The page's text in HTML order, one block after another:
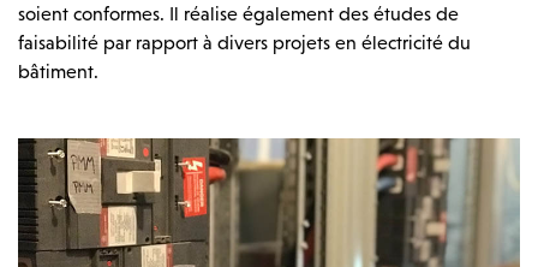
soient conformes. Il réalise également des études de
faisabilité par rapport à divers projets en électricité du
bâtiment.